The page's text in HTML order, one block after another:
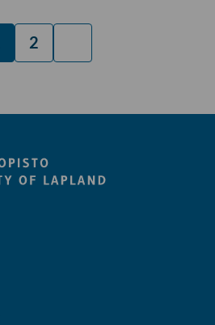
Blogien
selaus
Sivu Sivu
2
Seuraava